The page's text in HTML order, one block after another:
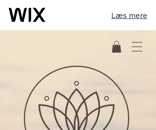
Læs mere